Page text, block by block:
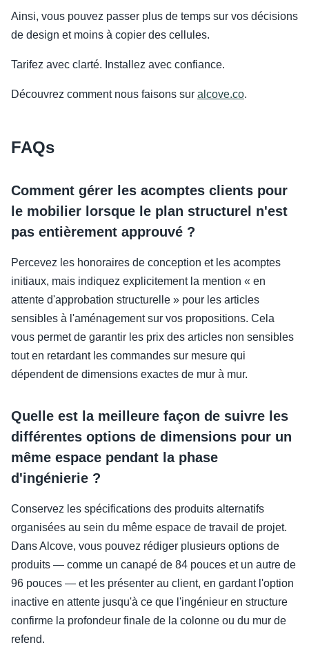
Ainsi, vous pouvez passer plus de temps sur vos décisions
de design et moins à copier des cellules.
Tarifez avec clarté. Installez avec confiance.
Découvrez comment nous faisons sur alcove.co.
FAQs
Comment gérer les acomptes clients pour
le mobilier lorsque le plan structurel n'est
pas entièrement approuvé ?
Percevez les honoraires de conception et les acomptes
initiaux, mais indiquez explicitement la mention « en
attente d'approbation structurelle » pour les articles
sensibles à l'aménagement sur vos propositions. Cela
vous permet de garantir les prix des articles non sensibles
tout en retardant les commandes sur mesure qui
dépendent de dimensions exactes de mur à mur.
Quelle est la meilleure façon de suivre les
différentes options de dimensions pour un
même espace pendant la phase
d'ingénierie ?
Conservez les spécifications des produits alternatifs
organisées au sein du même espace de travail de projet.
Dans Alcove, vous pouvez rédiger plusieurs options de
produits — comme un canapé de 84 pouces et un autre de
96 pouces — et les présenter au client, en gardant l'option
inactive en attente jusqu'à ce que l'ingénieur en structure
confirme la profondeur finale de la colonne ou du mur de
refend.